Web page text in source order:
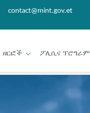
contact@mint.gov.et
ዘርፎች ፖሊሲና ፕሮግራም